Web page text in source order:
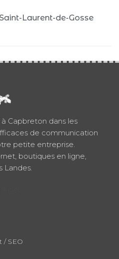
Laurent-de-Gosse
Capbreton dans les
de communication
petite entreprise.
boutiques en ligne,
Landes.
/ SEO